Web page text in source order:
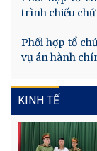
trình chiếu
Phối hợp tổ
vụ án hành
KINH TẾ